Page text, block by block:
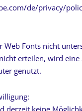
de/privacy/
Web Fonts nicht
erteilen, wird
genutzt.